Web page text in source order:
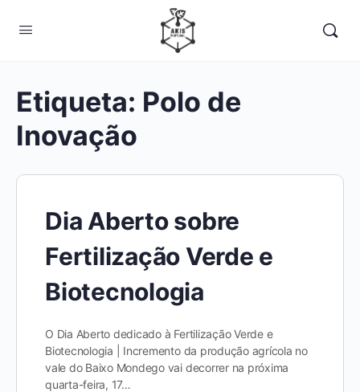
Etiqueta: Polo de
Inovação
Dia Aberto sobre
Fertilização Verde e
Biotecnologia
O Dia Aberto dedicado à Fertilização Verde e
Biotecnologia | Incremento da produção agrícola no
vale do Baixo Mondego vai decorrer na próxima
quarta-feira, 17…